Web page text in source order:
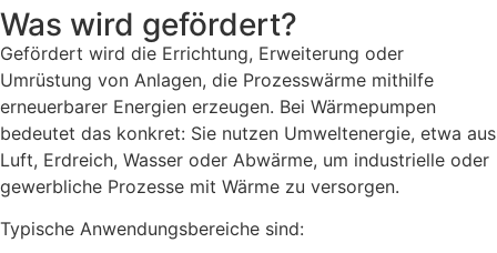
Was wird gefördert?
Gefördert wird die Errichtung, Erweiterung oder
Umrüstung von Anlagen, die Prozesswärme mithilfe
erneuerbarer Energien erzeugen. Bei Wärmepumpen
bedeutet das konkret: Sie nutzen Umweltenergie, etwa aus
Luft, Erdreich, Wasser oder Abwärme, um industrielle oder
gewerbliche Prozesse mit Wärme zu versorgen.
Typische Anwendungsbereiche sind: